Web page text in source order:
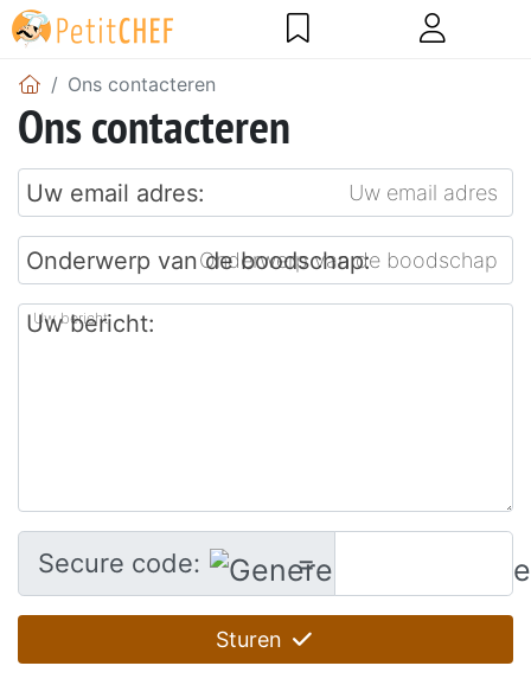
Ons contacteren
Ons contacteren
Uw email adres:
Onderwerp van de boodschap:
Uw bericht:
Secure code: =
Sturen